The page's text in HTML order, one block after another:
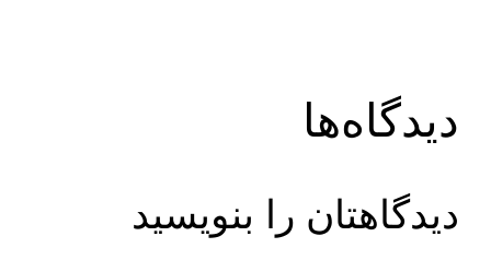
دیدگاه‌ها
دیدگاهتان را بنویسید